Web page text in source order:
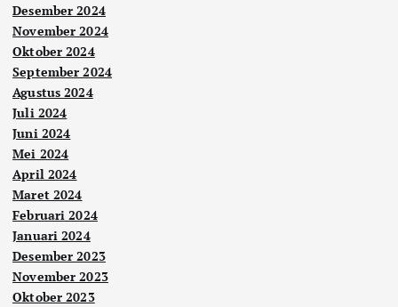
Desember 2024
November 2024
Oktober 2024
September 2024
Agustus 2024
Juli 2024
Juni 2024
Mei 2024
April 2024
Maret 2024
Februari 2024
Januari 2024
Desember 2023
November 2023
Oktober 2023